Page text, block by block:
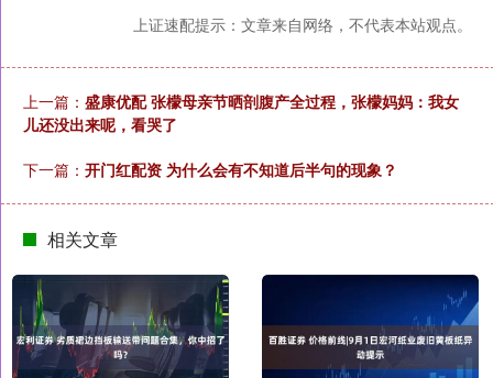
上证速配提示：文章来自网络，不代表本站观点。
上一篇： 盛康优配 张檬母亲节晒剖腹产全过程，张檬妈妈：我女
儿还没出来呢，看哭了
下一篇： 开门红配资 为什么会有不知道后半句的现象？
相关文章